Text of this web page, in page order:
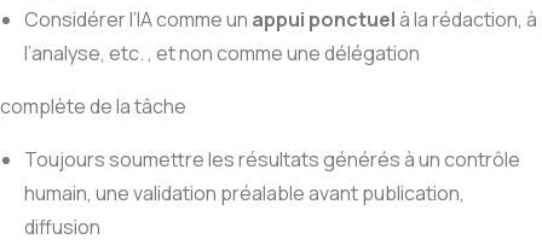
Considérer l’IA comme un appui ponctuelà la rédaction, à
l’analyse, etc. , et non comme une délégation
complète de la tâche
Toujours soumettre les résultats générés à un contrôle
humain, une validation préalable avant publication,
diffusion